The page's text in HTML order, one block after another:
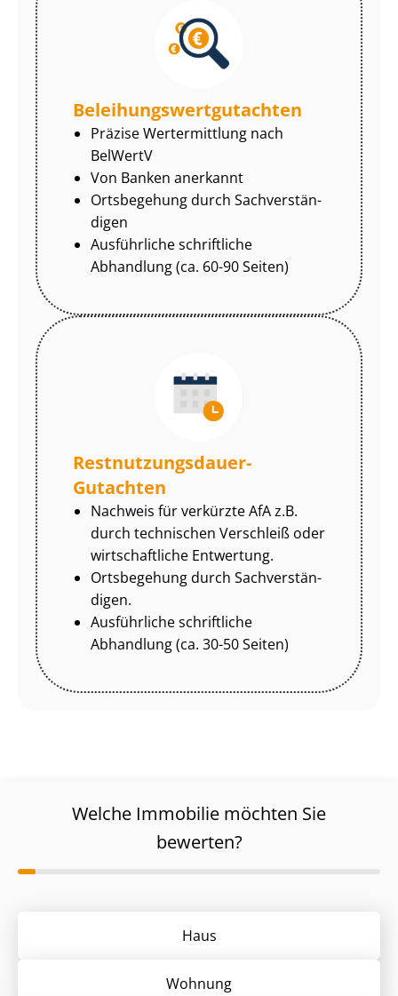
Be­lei­hungs­wert­gut­ach­ten
Präzise Wertermittlung nach
BelWertV
Von Banken anerkannt
Ortsbegehung durch Sach­ver­stän­
di­gen
Ausführliche schriftliche
Abhandlung (ca. 60-90 Seiten)
Rest­nut­zungs­dau­er-
Gutachten
Nachweis für verkürzte AfA z.B.
durch technischen Verschleiß oder
wirtschaftliche Entwertung.
Ortsbegehung durch Sach­ver­stän­
di­gen.
Ausführliche schriftliche
Abhandlung (ca. 30-50 Seiten)
Welche Immobilie möchten Sie
bewerten?
Haus
Wohnung